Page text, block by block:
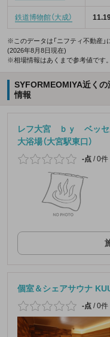
鉄道博物館（大成）
※このデータは「ニフティ不動産
(2026年8月8日現在)
※相場情報はあくまで参考値です
SYFORMEOMIYA近く
情報
レフ大宮 ｂｙ ベッセ
大浴場（大宮駅東口）
-点 /0件
個室＆シェアサウナ
-点 /0件